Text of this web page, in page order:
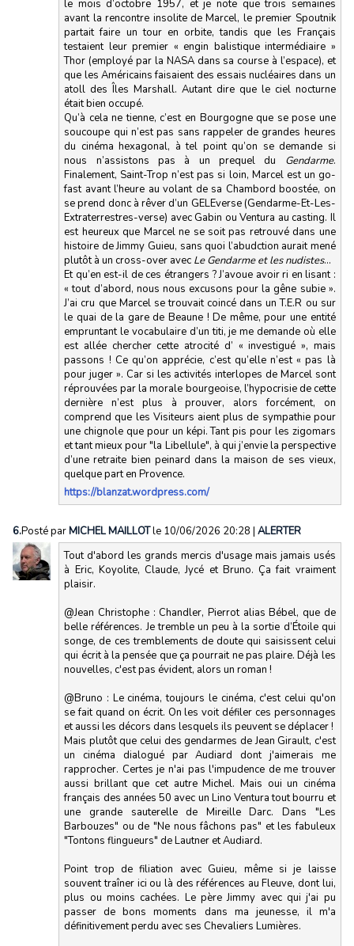
le mois d’octobre 1957, et je note que trois semaines
avant la rencontre insolite de Marcel, le premier Spoutnik
partait faire un tour en orbite, tandis que les Français
testaient leur premier « engin balistique intermédiaire »
Thor (employé par la NASA dans sa course à l’espace), et
que les Américains faisaient des essais nucléaires dans un
atoll des Îles Marshall. Autant dire que le ciel nocturne
était bien occupé.
Qu’à cela ne tienne, c’est en Bourgogne que se pose une
soucoupe qui n’est pas sans rappeler de grandes heures
du cinéma hexagonal, à tel point qu’on se demande si
nous n’assistons pas à un prequel du Gendarme.
Finalement, Saint-Trop n’est pas si loin, Marcel est un go-
fast avant l’heure au volant de sa Chambord boostée, on
se prend donc à rêver d’un GELEverse (Gendarme-Et-Les-
Extraterrestres-verse) avec Gabin ou Ventura au casting. Il
est heureux que Marcel ne se soit pas retrouvé dans une
histoire de Jimmy Guieu, sans quoi l’abudction aurait mené
plutôt à un cross-over avec Le Gendarme et les nudistes…
Et qu’en est-il de ces étrangers ? J’avoue avoir ri en lisant :
« tout d’abord, nous nous excusons pour la gêne subie ».
J’ai cru que Marcel se trouvait coincé dans un T.E.R ou sur
le quai de la gare de Beaune ! De même, pour une entité
empruntant le vocabulaire d’un titi, je me demande où elle
est allée chercher cette atrocité d’ « investigué », mais
passons ! Ce qu’on apprécie, c’est qu’elle n’est « pas là
pour juger ». Car si les activités interlopes de Marcel sont
réprouvées par la morale bourgeoise, l’hypocrisie de cette
dernière n’est plus à prouver, alors forcément, on
comprend que les Visiteurs aient plus de sympathie pour
une chignole que pour un képi. Tant pis pour les zigomars
et tant mieux pour "la Libellule", à qui j’envie la perspective
d’une retraite bien peinard dans la maison de ses vieux,
quelque part en Provence.
https://blanzat.wordpress.com/
6.Posté parMICHEL MAILLOTle 10/06/2026 20:28 | ALERTER
Tout d'abord les grands mercis d'usage mais jamais usés
à Eric, Koyolite, Claude, Jycé et Bruno. Ça fait vraiment
plaisir.
@Jean Christophe : Chandler, Pierrot alias Bébel, que de
belle références. Je tremble un peu à la sortie d’Étoile qui
songe, de ces tremblements de doute qui saisissent celui
qui écrit à la pensée que ça pourrait ne pas plaire. Déjà les
nouvelles, c'est pas évident, alors un roman !
@Bruno : Le cinéma, toujours le cinéma, c'est celui qu'on
se fait quand on écrit. On les voit défiler ces personnages
et aussi les décors dans lesquels ils peuvent se déplacer !
Mais plutôt que celui des gendarmes de Jean Girault, c'est
un cinéma dialogué par Audiard dont j'aimerais me
rapprocher. Certes je n'ai pas l'impudence de me trouver
aussi brillant que cet autre Michel. Mais oui un cinéma
français des années 50 avec un Lino Ventura tout bourru et
une grande sauterelle de Mireille Darc. Dans "Les
Barbouzes" ou de "Ne nous fâchons pas" et les fabuleux
"Tontons flingueurs" de Lautner et Audiard.
Point trop de filiation avec Guieu, même si je laisse
souvent traîner ici ou là des références au Fleuve, dont lui,
plus ou moins cachées. Le père Jimmy avec qui j'ai pu
passer de bons moments dans ma jeunesse, il m'a
définitivement perdu avec ses Chevaliers Lumières.